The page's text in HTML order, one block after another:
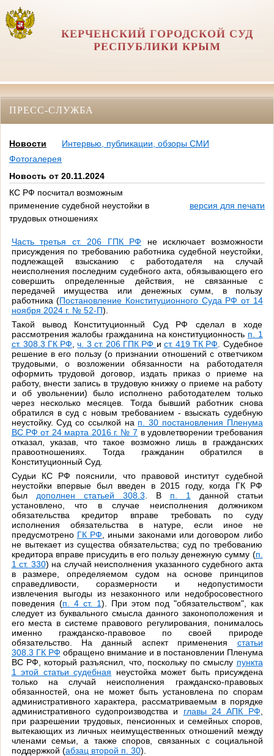
КЕРЧЕНСКИЙ ГОРОДСКОЙ СУД
РЕСПУБЛИКИ КРЫМ
ПРЕСС-СЛУЖБА
Новости
Интервью, публикации, обзоры СМИ
Фотогалерея
Новость от 20.11.2024
КС РФ посчитал возможным
применение судебной неустойки в
трудовых отношениях
версия для печати
Часть третья ст. 206 ГПК РФ не исключает возможности
присуждения по требованию работника судебной неустойки,
подлежащей взысканию с работодателя на случай
неисполнения последним судебного акта, обязывающего его
совершить определенные действия, не связанные с
передачей имущества или денежных сумм, в пользу
работника (Постановление Конституционного Суда РФ от 14
ноября 2024 г. № 52-П).
Такой вывод Конституционный Суд РФ сделал в ходе
рассмотрения жалобы гражданина на конституционность п. 1
ст. 308.3 ГК РФ ,ч. 3 ст. 206 ГПК РФ и ст. 419 ТК РФ . Судебное
решение в его пользу (о признании отношений с ответчиком
трудовыми, о возложении обязанности на работодателя
оформить трудовой договор, издать приказ о приеме на
работу, внести запись в трудовую книжку о приеме на работу
и об увольнении) было исполнено работодателем только
через несколько месяцев. Тогда бывший работник снова
обратился в суд с новым требованием - взыскать судебную
неустойку. Суд со ссылкой на п. 30 постановления Пленума
ВС РФ от 24 марта 2016 г. № 7 в удовлетворении требования
отказал, указав, что такое возможно лишь в гражданских
правоотношениях. Тогда гражданин обратился в
Конституционный Суд.
Судьи КС РФ пояснили, что правовой институт судебной
неустойки впервые был введен в 2015 году, когда ГК РФ
был дополнен статьей 308.3 . В п. 1
данной статьи
установлено, что в случае неисполнения должником
обязательства кредитор вправе требовать по суду
исполнения обязательства в натуре, если иное не
предусмотрено ГК РФ , иными законами или договором либо
не вытекает из существа обязательства; суд по требованию
кредитора вправе присудить в его пользу денежную сумму (п.
1 ст. 330) на случай неисполнения указанного судебного акта
в размере, определяемом судом на основе принципов
справедливости, соразмерности и недопустимости
извлечения выгоды из незаконного или недобросовестного
поведения (п. 4 ст. 1). При этом под "обязательством", как
следует из буквального смысла данного законоположения и
его места в системе правового регулирования, понималось
именно гражданско-правовое по своей природе
обязательство. На данный аспект применения статьи
308.3 ГК РФ обращено внимание и в постановлении Пленума
ВС РФ, который разъяснил, что, поскольку по смыслу пункта
1 этой статьи судебная неустойка может быть присуждена
только на случай неисполнения гражданско-правовых
обязанностей, она не может быть установлена по спорам
административного характера, рассматриваемым в порядке
административного судопроизводства и главы 24 АПК РФ
при разрешении трудовых, пенсионных и семейных споров,
вытекающих из личных неимущественных отношений между
членами семьи, а также споров, связанных с социальной
поддержкой (абзац второй п. 30).